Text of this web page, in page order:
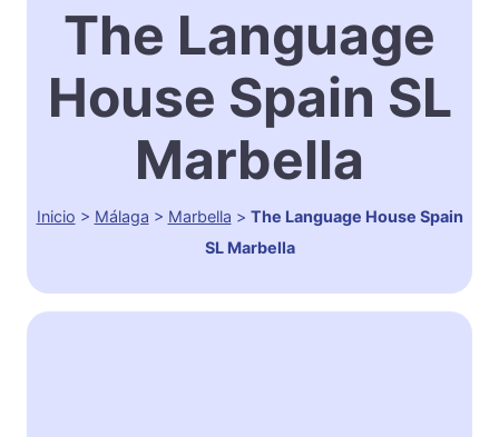
The Language
House Spain SL
Marbella
Inicio > Málaga > Marbella > The Language House Spain
SL Marbella